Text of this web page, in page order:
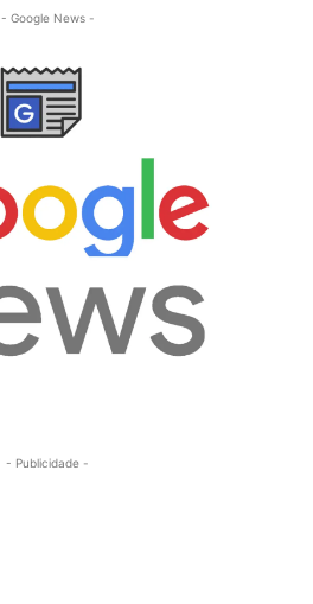
- Google News -
- Publicidade -